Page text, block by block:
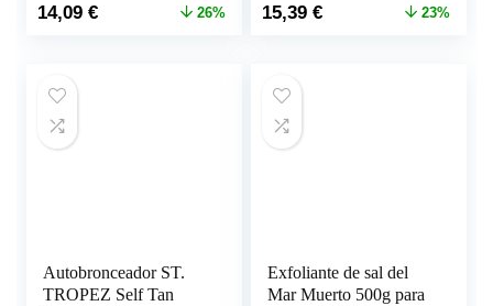
El
19,00 €.
14,09€El
26%
El
20,09 €.
15,39€El
23%
Autobronceador ST.
TROPEZ Self Tan
Exfoliante de sal del
Mar Muerto 500g para